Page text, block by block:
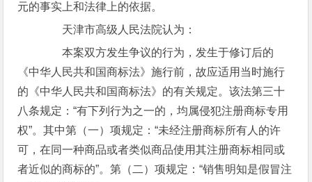
元的事实上和法律上的依据。
天津市高级人民法院认为：
本案双方发生争议的行为，发生于修订后的
《中华人民共和国商标法》施行前，故应适用当时施行
的《中华人民共和国商标法》的有关规定。该法第三十
八条规定：“有下列行为之一的，均属侵犯注册商标专用
权”。其中第（一）项规定：“未经注册商标所有人的许
可，在同一种商品或者类似商品使用其注册商标相同或
者近似的商标的”。第（二）项规定：“销售明知是假冒注